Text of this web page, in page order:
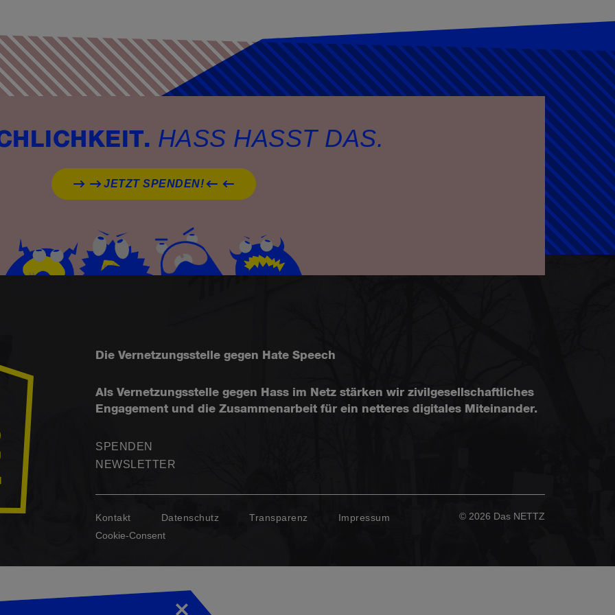
HASS HASST DAS.
JETZT SPENDEN!
Die Vernetzungsstelle gegen Hate Speech
Als Vernetzungsstelle gegen Hass im Netz stärken wir zivilgesellschaftliches
Engagement und die Zusammenarbeit für ein netteres digitales Miteinander.
SPENDEN
NEWSLETTER
Kontakt Datenschutz Transparenz
Impressum
Cookie-Consent
© 2026 Das NETTZ